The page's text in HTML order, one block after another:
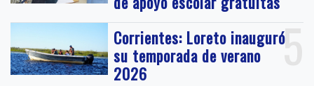
5
Corrientes: Loreto inauguró
su temporada de verano
2026